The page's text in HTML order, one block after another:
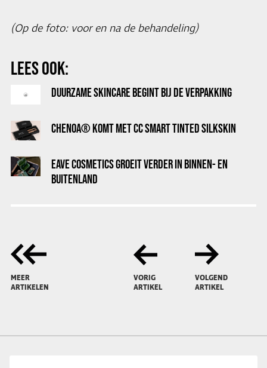
(Op de foto: voor en na de behandeling)
LEES OOK:
DUURZAME SKINCARE BEGINT BIJ DE VERPAKKING
CHENOA® KOMT MET CC SMART TINTED SILKSKIN
EAVE COSMETICS GROEIT VERDER IN BINNEN- EN
BUITENLAND
MEER
ARTIKELEN
VORIG
ARTIKEL
VOLGEND
ARTIKEL